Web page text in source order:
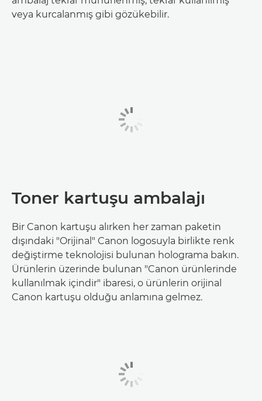
veya kurcalanmış gibi gözükebilir.
Toner kartuşu ambalajı
Bir Canon kartuşu alırken her zaman paketin
dışındaki "Orijinal" Canon logosuyla birlikte renk
değiştirme teknolojisi bulunan holograma bakın.
Ürünlerin üzerinde bulunan "Canon ürünlerinde
kullanılmak içindir" ibaresi, o ürünlerin orijinal
Canon kartuşu olduğu anlamına gelmez.